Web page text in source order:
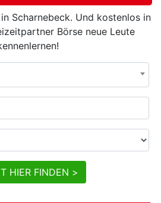
Scharnebeck. Und kostenlos in
Börse neue Leute
JETZT HIER FINDEN >